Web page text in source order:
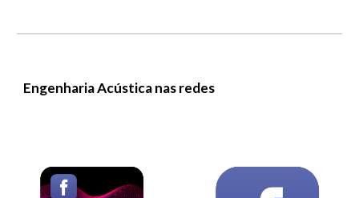
Engenharia Acústica nas redes